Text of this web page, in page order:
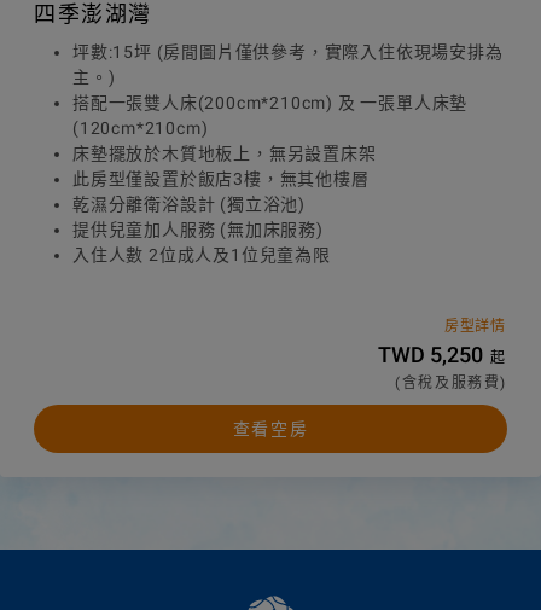
四季澎湖灣
坪數:15坪 (房間圖片僅供參考，實際入住依現場安排為
主。)
搭配一張雙人床(200cm*210cm) 及 一張單人床墊
(120cm*210cm)
床墊擺放於木質地板上，無另設置床架
此房型僅設置於飯店3樓，無其他樓層
乾濕分離衛浴設計 (獨立浴池)
提供兒童加人服務 (無加床服務)
入住人數 2位成人及1位兒童為限
房型詳情
TWD 5,250 起
(含稅及服務費)
查看空房